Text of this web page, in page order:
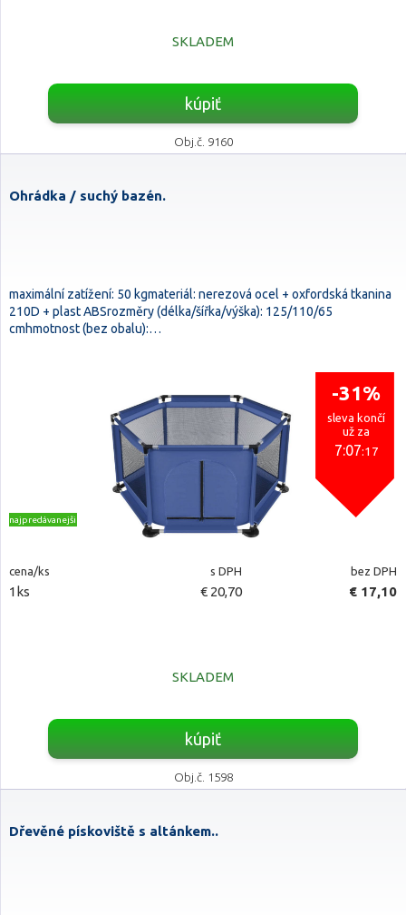
SKLADEM
kúpiť
Obj.č. 9160
Ohrádka / suchý bazén.
maximální zatížení: 50 kgmateriál: nerezová ocel + oxfordská tkanina
210D + plast ABSrozměry (délka/šířka/výška): 125/110/65
cmhmotnost (bez obalu):…
-31%
sleva končí
už za
7:07:16
najpredávanejšie
cena/ks s DPH bez DPH
1ks € 20,70 € 17,10
SKLADEM
kúpiť
Obj.č. 1598
Dřevěné pískoviště s altánkem..